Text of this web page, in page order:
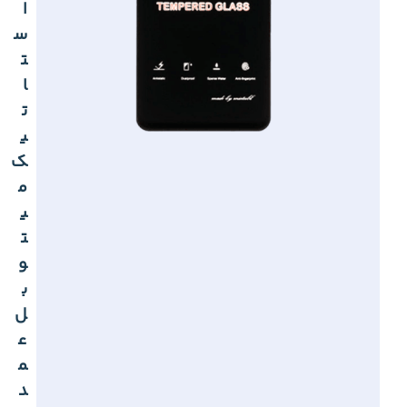
ا
س
ت
ا
ت
ی
ک
م
ی
ت
و
ب
ل
ع
م
د